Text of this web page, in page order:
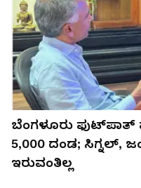
ಬೆಂಗಳೂರು
₹5,000 ದಂಡ; ಸಿಗ್ನಲ್‌,
ಇರುವಂತಿಲ್ಲ